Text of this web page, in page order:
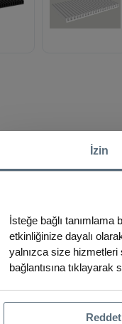
İzin
İsteğe bağlı
etkinliğinize dayalı
yalnızca size hizmetleri
bağlantısına
Reddet